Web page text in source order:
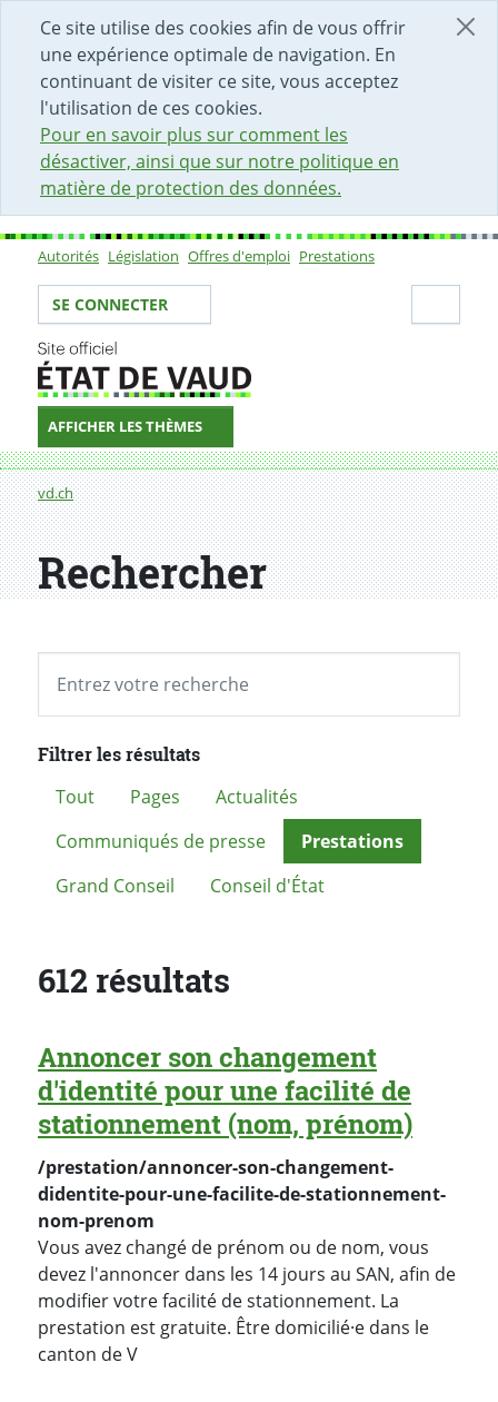
Ce site utilise des cookies afin de vous offrir
une expérience optimale de navigation. En
continuant de visiter ce site, vous acceptez
l'utilisation de ces cookies.
Pour en savoir plus sur comment les
désactiver, ainsi que sur notre politique en
matière de protection des données.
DÉBUT DU CONTENU DE LA PAGE
ACCÈS AU CHAMP DE RECHERCHE
PAGE D'ACCUEIL
FORMULAIRE DE CONTACT
Sous-navigation
Autorités Législation Offres d'emploi Prestations
Votre identité
SE CONNECTER
AFFICHER LES THÈMES
Fil d'Ariane
vd.ch
Rechercher
Rechercher
Filtrer les résultats
Tout Pages
Actualités
Communiqués de presse
Prestations
Grand Conseil
Conseil d'État
612 résultats
Annoncer son changement
d'identité pour une facilité de
stationnement (nom, prénom)
/prestation/annoncer-son-changement-
didentite-pour-une-facilite-de-stationnement-
nom-prenom
Vous avez changé de prénom ou de nom, vous
devez l'annoncer dans les 14 jours au SAN, afin de
modifier votre facilité de stationnement. La
prestation est gratuite. Être domicilié·e dans le
canton de V